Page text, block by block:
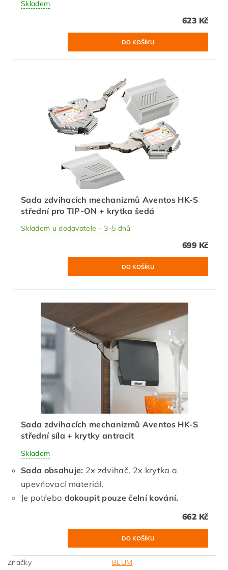
Skladem
623 Kč
Sada zdvihacích mechanizmů Aventos HK-S
střední pro TIP-ON + krytka šedá
Skladem u dodavatele - 3-5 dnů
699 Kč
Sada zdvihacích mechanizmů Aventos HK-S
střední síla + krytky antracit
Skladem
Sada obsahuje: 2x zdvihač, 2x krytka a
upevňovací materiál.
Je potřeba dokoupit pouze čelní kování.
662 Kč
Značky
BLUM